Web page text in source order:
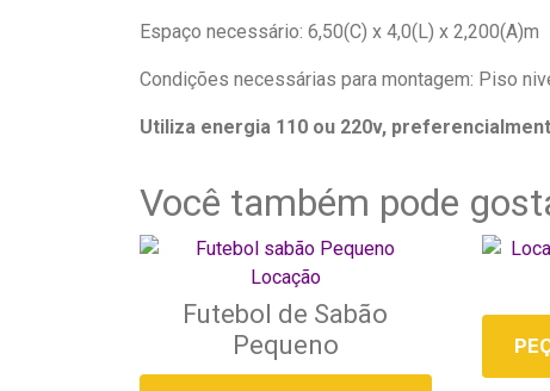
Espaço necessário: 6,50(C) x 4,0(L) x 2,200(A)m
Condições necessárias para montagem: Piso
Utiliza energia 110 ou 220v,
Você também pode
Futebol de Sabão
Pequeno